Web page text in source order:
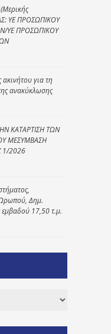
ΥΕ ΠΡΟΣΩΠΙΚΟΥ
ΥΕ ΠΡΟΣΩΠΙΚΟΥ
για τη
ανακύκλωσης
ΚΑΤΑΡΤΙΣΗ ΤΩΝ
ΜΕΣΥΜΒΑΣΗ
1/2026
Δημ.
17,50 τ.μ.